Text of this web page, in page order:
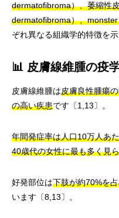
dermatofibroma）、萎縮性
dermatofibroma）、
ぞれ異なる組織学的特徴を
📊 皮膚線維腫の疫
皮膚線維腫は皮膚良性腫瘍
の高い疾患です〔1,13〕。
年間発症率は人口10万人あ
40歳代の女性に最も多く見
好発部位は下肢が約70%を
います〔8,13〕。